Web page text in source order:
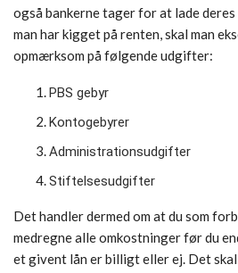
også bankerne tager for at lade
man har kigget på renten, skal man
opmærksom på følgende udgifter:
PBS gebyr
Kontogebyrer
Administrationsudgifter
Stiftelsesudgifter
Det handler dermed om at du som
medregne alle omkostninger før du
et givent lån er billigt eller ej. Det